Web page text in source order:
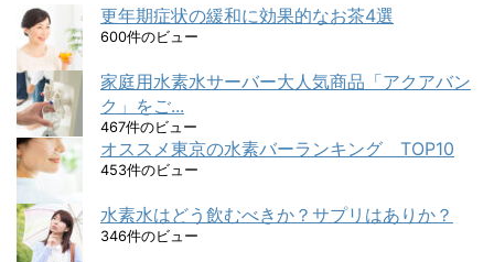
更年期症状の緩和に効果的なお茶4選
600件のビュー
家庭用水素水サーバー大人気商品「アクアバン
ク」をご...
467件のビュー
オススメ東京の水素バーランキング TOP10
453件のビュー
水素水はどう飲むべきか？サプリはありか？
346件のビュー